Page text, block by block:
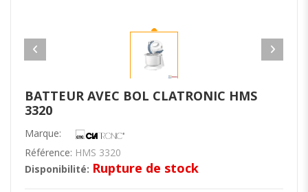
BATTEUR AVEC BOL CLATRONIC HMS
3320
Marque:
Référence: HMS 3320
Disponibilité: Rupture de stock